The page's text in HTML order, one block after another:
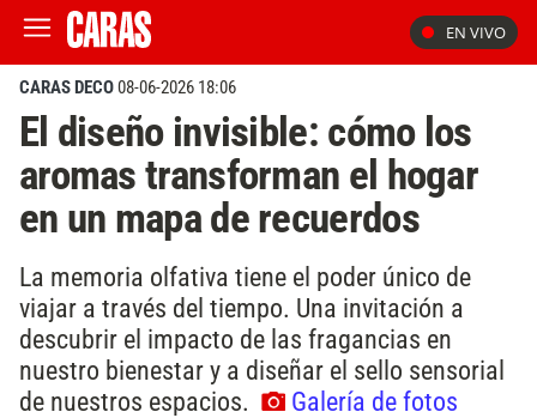
EN VIVO
CARAS DECO08-06-2026 18:06
El diseño invisible: cómo los
aromas transforman el hogar
en un mapa de recuerdos
La memoria olfativa tiene el poder único de
viajar a través del tiempo. Una invitación a
descubrir el impacto de las fragancias en
nuestro bienestar y a diseñar el sello sensorial
de nuestros espacios.
Galería de fotos